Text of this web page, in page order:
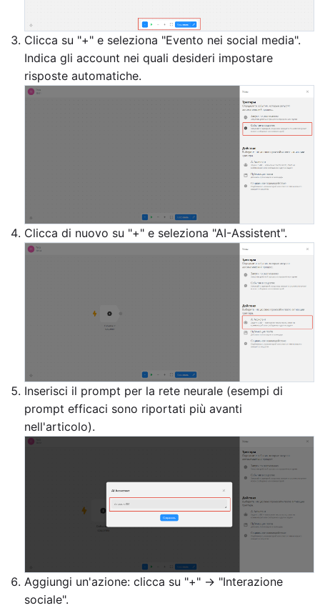
Clicca su "+" e seleziona "Evento nei social media".
Indica gli account nei quali desideri impostare
risposte automatiche.
Clicca di nuovo su "+" e seleziona "AI-Assistent".
Inserisci il prompt per la rete neurale (esempi di
prompt efficaci sono riportati più avanti
nell'articolo).
Aggiungi un'azione: clicca su "+" → "Interazione
sociale".